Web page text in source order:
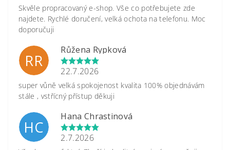
Skvěle propracovaný e-shop. Vše co potřebujete zde
najdete. Rychlé doručení, velká ochota na telefonu. Moc
doporučuji
RR
Růžena Rypková
22.7.2026
super vůně velká spokojenost kvalita 100% objednávám
stále , vstřícný přístup děkuji
HC
Hana Chrastinová
2.7.2026